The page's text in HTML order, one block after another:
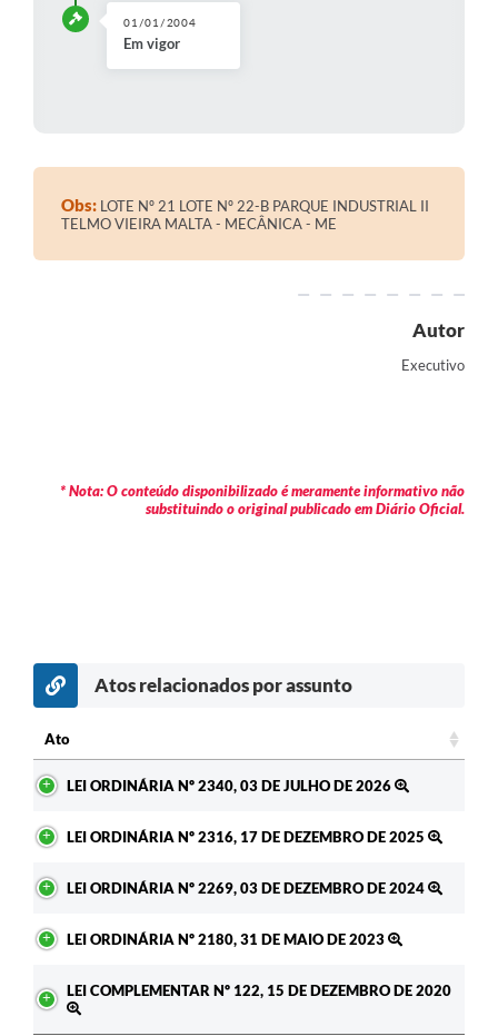
Telefones Úteis
01/01/2004
Em vigor
Obs: LOTE Nº 21 LOTE Nº 22-B PARQUE INDUSTRIAL II
TELMO VIEIRA MALTA - MECÂNICA - ME
Autor
Executivo
* Nota: O conteúdo disponibilizado é meramente informativo não
substituindo o original publicado em Diário Oficial.
Atos relacionados por assunto
Ato
LEI ORDINÁRIA Nº 2340, 03 DE JULHO DE 2026
LEI ORDINÁRIA Nº 2316, 17 DE DEZEMBRO DE 2025
LEI ORDINÁRIA Nº 2269, 03 DE DEZEMBRO DE 2024
LEI ORDINÁRIA Nº 2180, 31 DE MAIO DE 2023
LEI COMPLEMENTAR Nº 122, 15 DE DEZEMBRO DE 2020